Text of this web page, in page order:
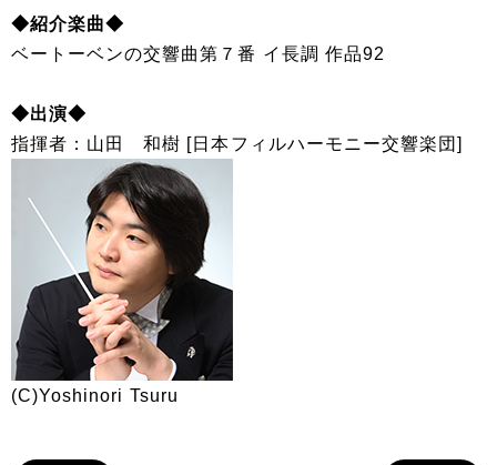
◆紹介楽曲◆
ベートーベンの交響曲第７番 イ長調 作品92
◆出演◆
指揮者：山田 和樹 [日本フィルハーモニー交響楽団]
(C)Yoshinori Tsuru